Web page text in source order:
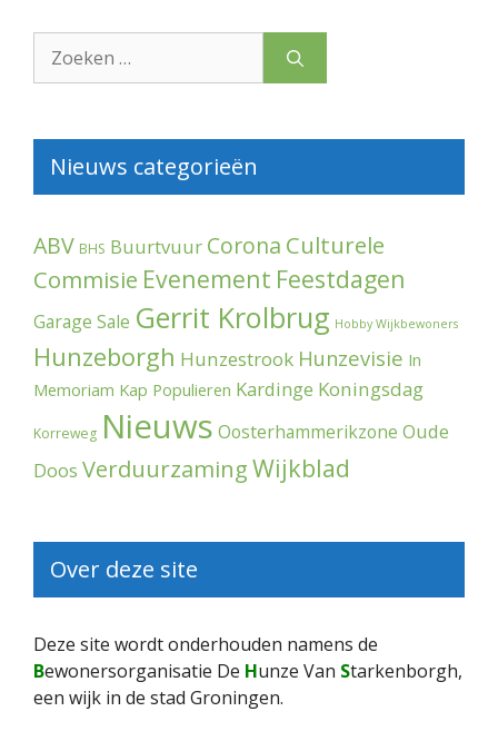
naar:
Nieuws categorieën
ABV BHS Buurtvuur Corona Culturele
Commisie Evenement Feestdagen
Garage Sale Gerrit Krolbrug Hobby Wijkbewoners
Hunzeborgh Hunzestrook Hunzevisie In
Memoriam Kap Populieren Kardinge Koningsdag
Korreweg Nieuws Oosterhammerikzone Oude
Doos VerduurzamingWijkblad
Over deze site
Deze site wordt onderhouden namens de
Bewonersorganisatie De Hunze Van Starkenborgh,
een wijk in de stad Groningen.